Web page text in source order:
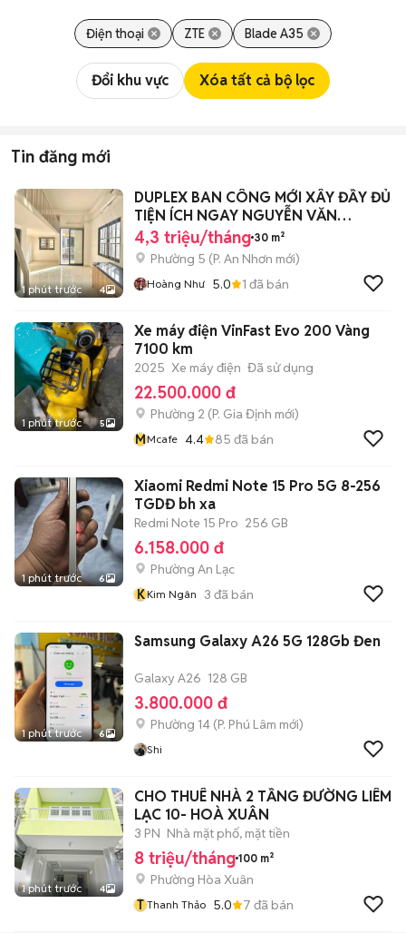
Điện thoại ZTE Blade A35
Đổi khu vực Xóa tất cả bộ lọc
Tin đăng mới
1 phút trước 4
DUPLEX BAN CÔNG MỚI XÂY ĐẦY ĐỦ
TIỆN ÍCH NGAY NGUYỄN VĂN
LƯỢNG
4,3 triệu/tháng 30 m²
Phường 5 (P. An Nhơn mới)
Hoàng Như 5.0 1 đã bán
1 phút trước 5
Xe máy điện VinFast Evo 200 Vàng
7100 km
2025 Xe máy điện Đã sử dụng
22.500.000 đ
Phường 2 (P. Gia Định mới)
MMcafe 4.4 85 đã bán
1 phút trước 6
Xiaomi Redmi Note 15 Pro 5G 8-256
TGDĐ bh xa
Redmi Note 15 Pro 256 GB
6.158.000 đ
Phường An Lạc
KKim Ngân 3 đã bán
1 phút trước 6
Samsung Galaxy A26 5G 128Gb Đen
Galaxy A26 128 GB
3.800.000 đ
Phường 14 (P. Phú Lâm mới)
Shi
1 phút trước 4
CHO THUÊ NHÀ 2 TẦNG ĐƯỜNG LIÊM
LẠC 10- HOÀ XUÂN
3 PN Nhà mặt phố, mặt tiền
8 triệu/tháng 100 m²
Phường Hòa Xuân
T Thanh Thảo 5.0 7 đã bán